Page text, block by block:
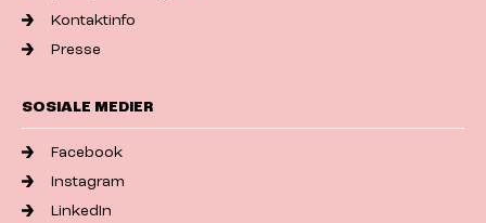
Kontaktinfo
Presse
SOSIALE MEDIER
Facebook
Instagram
LinkedIn